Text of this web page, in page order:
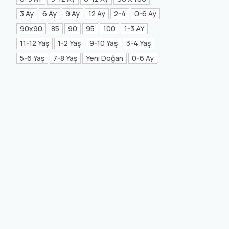
Mea Concept(20)
GLORIA Home
(21)
3 Ay
6 Ay 9 Ay 12 Ay 2-4
0-6 Ay
90x90
85 90 95 100
1-3 AY
11-12 Yaş
1-2 Yaş 9-10 Yaş
3-4 Yaş
5-6 Yaş
7-8 Yaş Yeni Doğan 0-6 Ay